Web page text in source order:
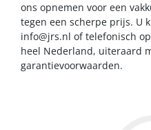
ons opnemen voor een
tegen een scherpe prijs. U
info@jrs.nl of telefonisch
heel Nederland, uiteraard
garantievoorwaarden.